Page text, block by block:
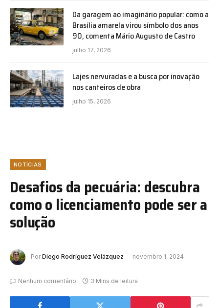
Da garagem ao imaginário popular: como a
Brasília amarela virou símbolo dos anos
90, comenta Mário Augusto de Castro
julho 17, 2026
Lajes nervuradas e a busca por inovação
nos canteiros de obra
julho 15, 2026
NOTÍCIAS
Desafios da pecuária: descubra
como o licenciamento pode ser a
solução
Por Diego Rodríguez Velázquez novembro 1, 2024
Nenhum comentário 3 Mins de leitura